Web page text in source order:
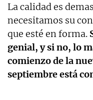
La calidad es
necesitamos su
que esté en forma.
genial, y si no, lo
comienzo de la
septiembre está